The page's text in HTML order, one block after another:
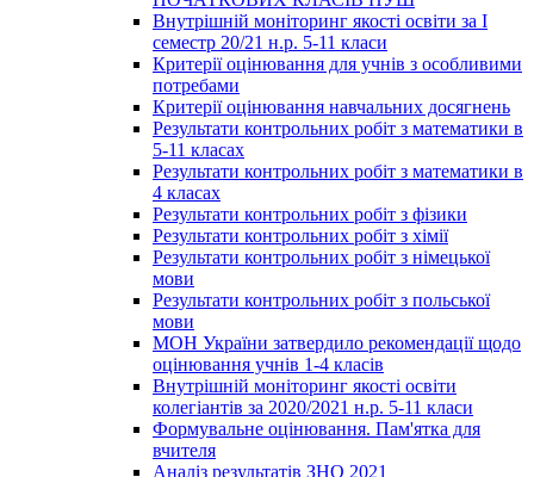
Внутрішній моніторинг якості освіти за І
семестр 20/21 н.р. 5-11 класи
Критерії оцінювання для учнів з особливими
потребами
Критерії оцінювання навчальних досягнень
Результати контрольних робіт з математики в
5-11 класах
Результати контрольних робіт з математики в
4 класах
Результати контрольних робіт з фізики
Результати контрольних робіт з хімії
Результати контрольних робіт з німецької
мови
Результати контрольних робіт з польської
мови
МОН України затвердило рекомендації щодо
оцінювання учнів 1-4 класів
Внутрішній моніторинг якості освіти
колегіантів за 2020/2021 н.р. 5-11 класи
Формувальне оцінювання. Пам'ятка для
вчителя
Аналіз результатів ЗНО 2021